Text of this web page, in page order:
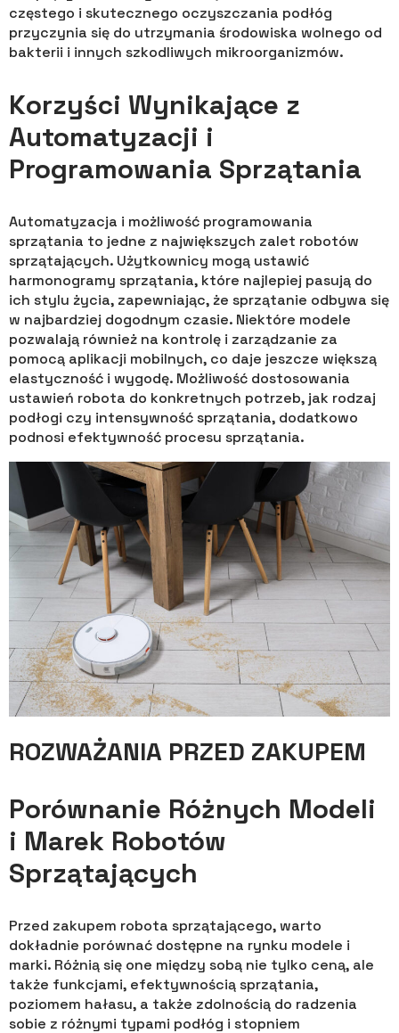
częstego i skutecznego oczyszczania podłóg
przyczynia się do utrzymania środowiska wolnego od
bakterii i innych szkodliwych mikroorganizmów.
Korzyści Wynikające z
Automatyzacji i
Programowania Sprzątania
Automatyzacja i możliwość programowania
sprzątania to jedne z największych zalet robotów
sprzątających. Użytkownicy mogą ustawić
harmonogramy sprzątania, które najlepiej pasują do
ich stylu życia, zapewniając, że sprzątanie odbywa się
w najbardziej dogodnym czasie. Niektóre modele
pozwalają również na kontrolę i zarządzanie za
pomocą aplikacji mobilnych, co daje jeszcze większą
elastyczność i wygodę. Możliwość dostosowania
ustawień robota do konkretnych potrzeb, jak rodzaj
podłogi czy intensywność sprzątania, dodatkowo
podnosi efektywność procesu sprzątania.
ROZWAŻANIA PRZED ZAKUPEM
Porównanie Różnych Modeli
i Marek Robotów
Sprzątających
Przed zakupem robota sprzątającego, warto
dokładnie porównać dostępne na rynku modele i
marki. Różnią się one między sobą nie tylko ceną, ale
także funkcjami, efektywnością sprzątania,
poziomem hałasu, a także zdolnością do radzenia
sobie z różnymi typami podłóg i stopniem